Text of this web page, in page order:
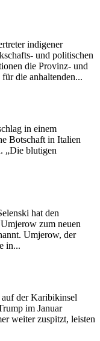
indigener
und politischen
die Provinz- und
die anhaltenden...
in einem
Botschaft in Italien
„Die blutigen
hat den
zum neuen
Umjerow, der
in...
der Karibikinsel
im Januar
weiter zuspitzt, leisten